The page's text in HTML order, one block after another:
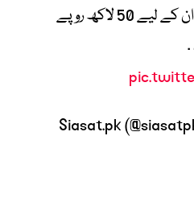
نے رولز ریلیکس کر کے ان کے لیے 50 لاکھ روپے